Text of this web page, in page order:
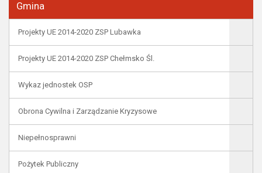
Gmina
Projekty UE 2014-2020 ZSP Lubawka
Projekty UE 2014-2020 ZSP Chełmsko Śl.
Wykaz jednostek OSP
Obrona Cywilna i Zarządzanie Kryzysowe
Niepełnosprawni
Pożytek Publiczny